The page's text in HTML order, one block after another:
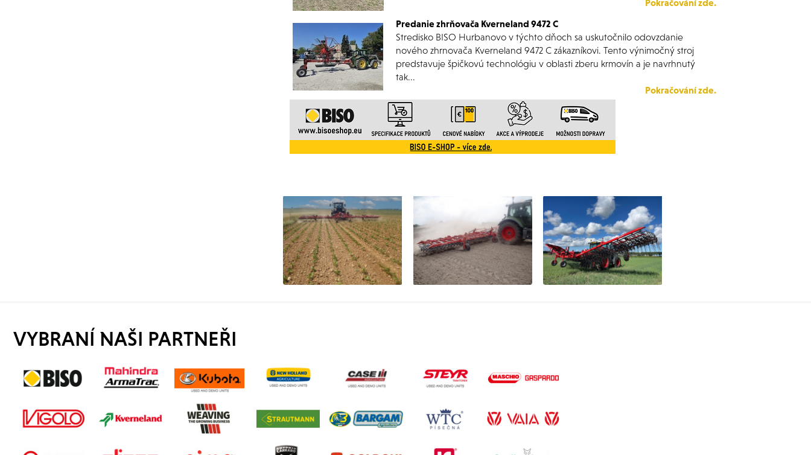
Pokračování zde.
Predanie zhrňovača Kverneland 9472 C
Stredisko BISO Hurbanovo v týchto dňoch sa uskutočnilo odovzdanie
nového zhrnovača Kverneland 9472 C zákazníkovi. Tento výnimočný stroj
predstavuje špičkovú technológiu v oblasti zberu krmovín a je navrhnutý
tak...
Pokračování zde.
VYBRANÍ NAŠI PARTNEŘI